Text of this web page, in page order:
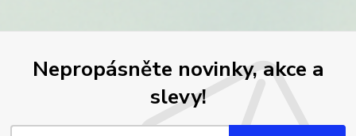
Nepropásněte novinky, akce a
slevy!